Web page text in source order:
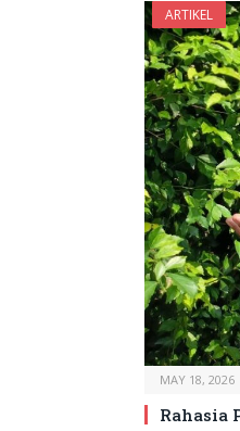
ARTIKEL
MAY 18, 2026
Rahasia